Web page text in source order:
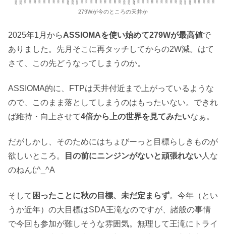
279Wが今のところの天井か
2025年1月からASSIOMAを使い始めて279Wが最高値で
ありました。先月そこに再タッチしてからの2W減。はて
さて、この先どうなってしまうのか。
ASSIOMA的に、FTPは天井付近まで上がっているような
ので、このまま落としてしまうのはもったいない。できれ
ば維持・向上させて4倍から上の世界を見てみたいなぁ。
だがしかし、そのためにはちょびーっと目標らしきものが
欲しいところ。
目の前にニンジンがないと頑張れない人な
のねん(;^_^A
そして 困ったことに秋の目標、未だ定まらず。今年（とい
うか近年）の大目標はSDA王滝なのですが、諸般の事情
で今回も参加が難しそうな雰囲気。無理して王滝にトライ